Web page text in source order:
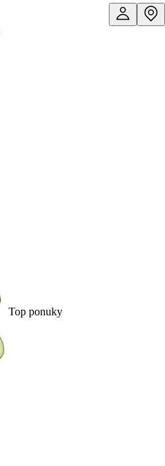
Top ponuky